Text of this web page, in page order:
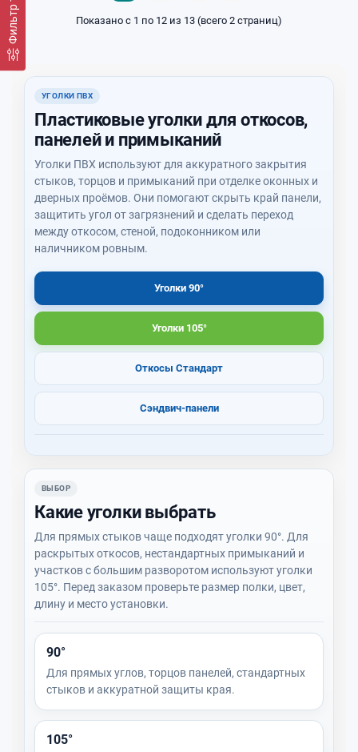
Показано с 1 по 12 из 13 (всего 2 страниц)
УГОЛКИ ПВХ
Пластиковые уголки для откосов,
панелей и примыканий
Уголки ПВХ используют для аккуратного закрытия
стыков, торцов и примыканий при отделке оконных и
дверных проёмов. Они помогают скрыть край панели,
защитить угол от загрязнений и сделать переход
между откосом, стеной, подоконником или
наличником ровным.
Уголки 90°
Уголки 105°
Откосы Стандарт
Сэндвич-панели
ВЫБОР
Какие уголки выбрать
Для прямых стыков чаще подходят уголки 90°. Для
раскрытых откосов, нестандартных примыканий и
участков с большим разворотом используют уголки
105°. Перед заказом проверьте размер полки, цвет,
длину и место установки.
90°
Для прямых углов, торцов панелей, стандартных
стыков и аккуратной защиты края.
105°